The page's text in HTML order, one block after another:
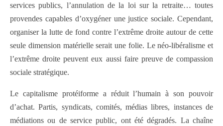
services publics, l’annulation de la loi sur la retraite… toutes
provendes capables d’oxygéner une justice sociale. Cependant,
organiser la lutte de fond contre l’extrême droite autour de cette
seule dimension matérielle serait une folie. Le néo-libéralisme et
l’extrême droite peuvent eux aussi faire preuve de compassion
sociale stratégique.
Le capitalisme protéiforme a réduit l’humain à son pouvoir
d’achat. Partis, syndicats, comités, médias libres, instances de
médiations ou de service public, ont été dégradés. La chaîne